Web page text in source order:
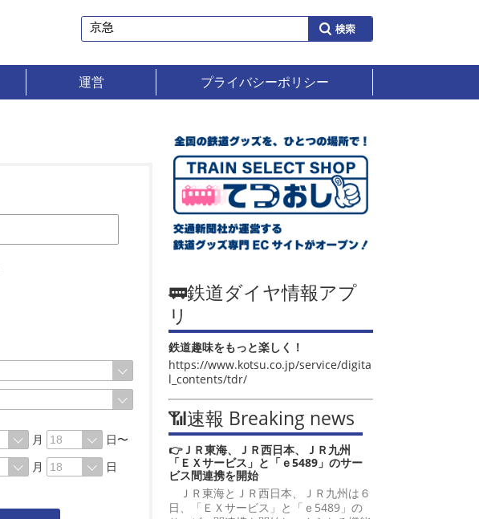
運営 プライバシーポリシー
月
日〜
月 日
🚃鉄道ダイヤ情報アプ
リ
鉄道趣味をもっと楽しく！
https://www.kotsu.co.jp/service/digita
l_contents/tdr/
📶速報 Breaking news
👉ＪＲ東海、ＪＲ西日本、ＪＲ九州
「ＥＸサービス」と「ｅ5489」のサー
ビス間連携を開始
ＪＲ東海とＪＲ西日本、ＪＲ九州は６
日、「ＥＸサービス」と「ｅ5489」の